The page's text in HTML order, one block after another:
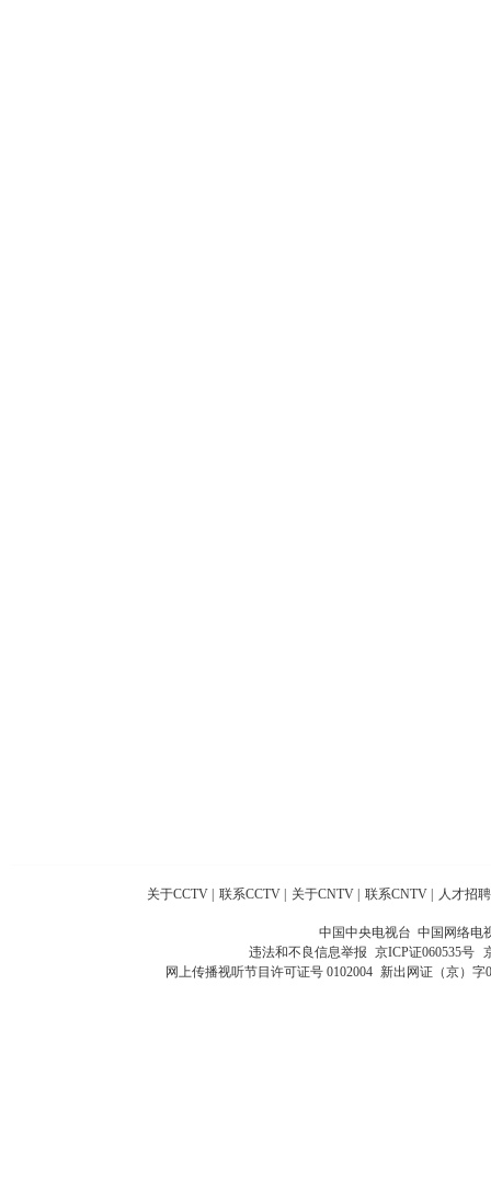
关于CCTV 联系CCTV 关于CNTV 联系CNTV 人才招聘
中国中央电视台 中国网络电
违法和不良信息举报 京ICP证060535号
网上传播视听节目许可证号 0102004 新出网证（京）